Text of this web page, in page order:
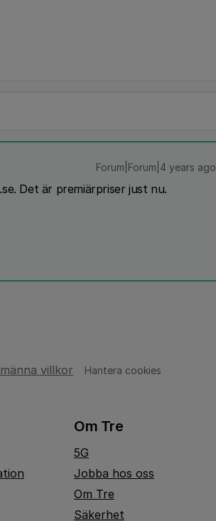
Forum|Forum|4 years ago
Det är premiärpriser just nu.
villkor Hantera cookies
Om Tre
5G
Jobba hos oss
Om Tre
Säkerhet